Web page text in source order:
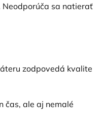
Neodporúča sa natierať
zodpovedá kvalite
čas, ale aj nemalé